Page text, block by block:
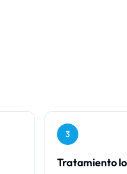
3
Tratamiento